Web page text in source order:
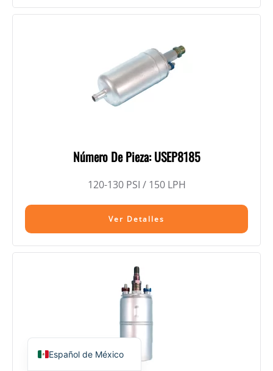
Número De Pieza: USEP8185
120-130 PSI / 150 LPH
Ver Detalles
Español de México